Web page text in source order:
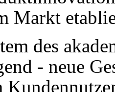
Markt
des
- neue